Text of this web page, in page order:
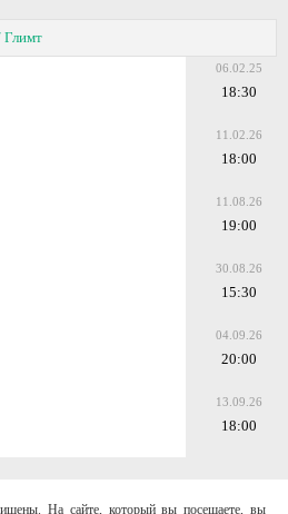
Глимт
06.02.25
18:30
11.02.26
18:00
11.08.26
19:00
30.08.26
15:30
04.09.26
20:00
13.09.26
18:00
На сайте, который вы посещаете, вы